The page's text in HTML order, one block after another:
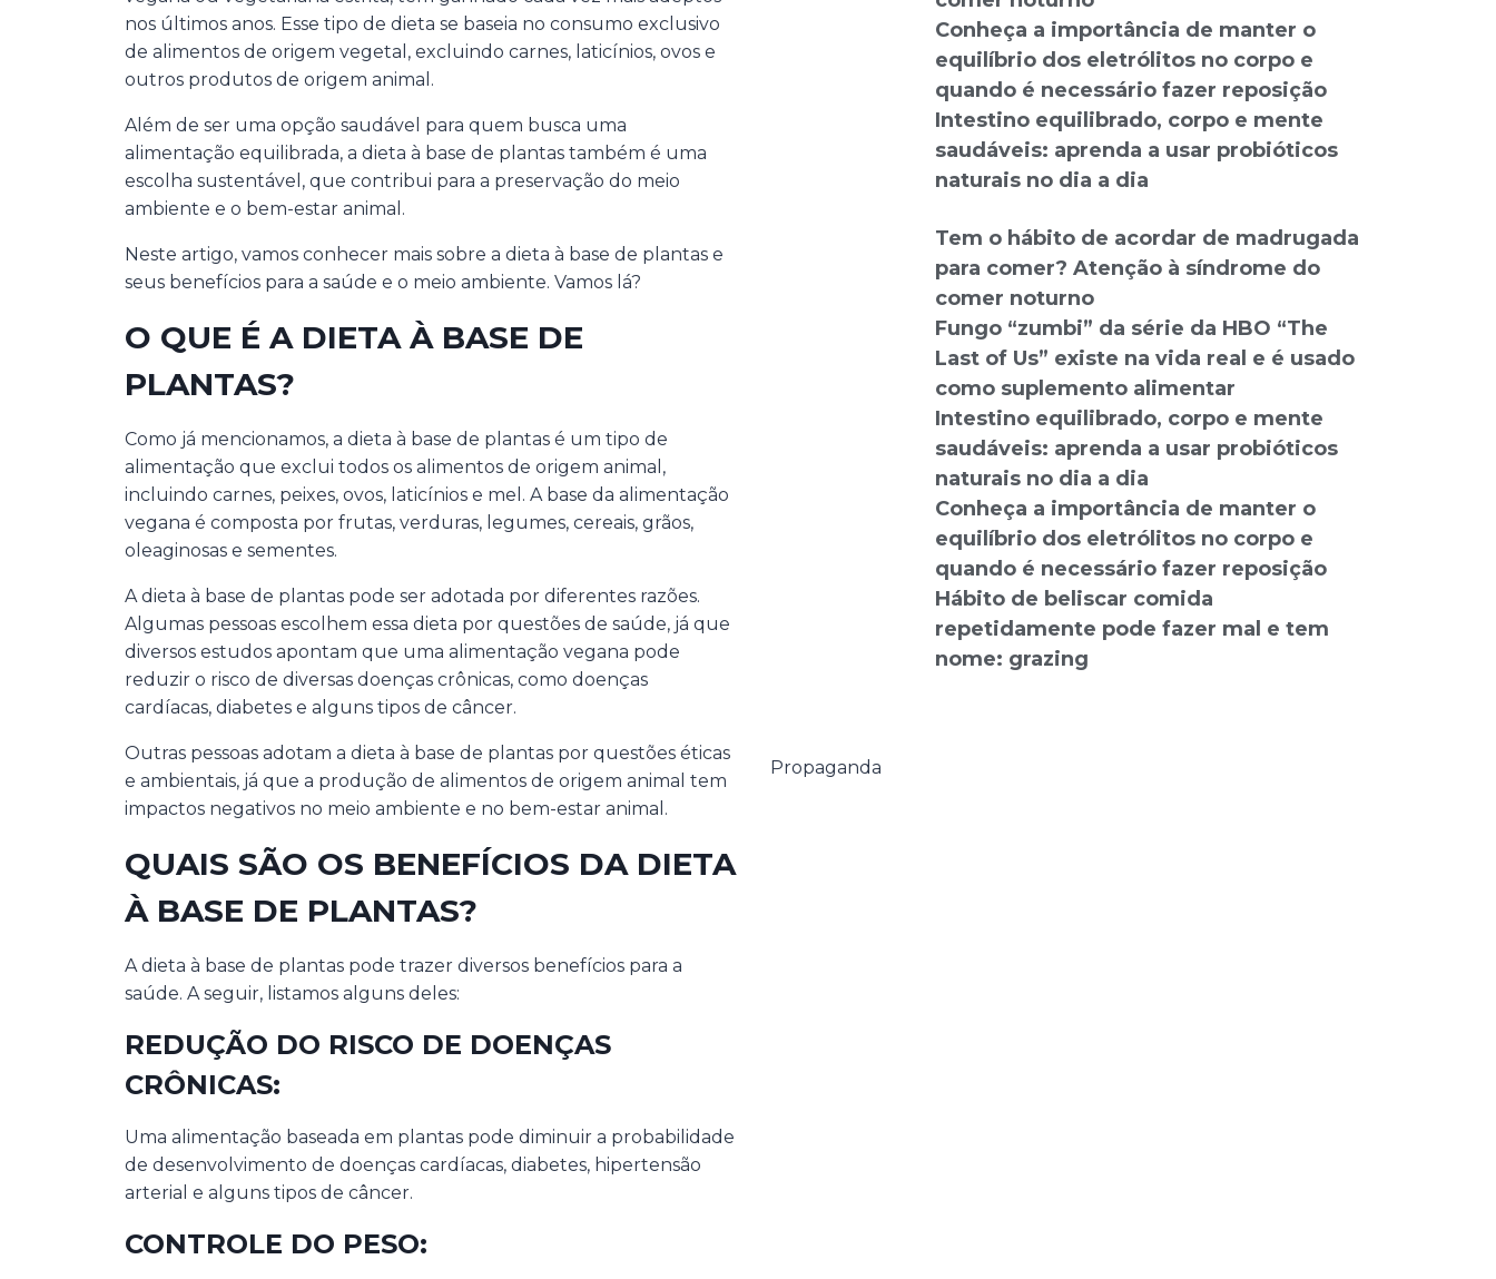
nos últimos anos. Esse tipo de dieta se baseia no consumo exclusivo
de alimentos de origem vegetal, excluindo carnes, laticínios, ovos e
outros produtos de origem animal.
Além de ser uma opção saudável para quem busca uma
alimentação equilibrada, a dieta à base de plantas também é uma
escolha sustentável, que contribui para a preservação do meio
ambiente e o bem-estar animal.
Neste artigo, vamos conhecer mais sobre a dieta à base de plantas e
seus benefícios para a saúde e o meio ambiente. Vamos lá?
O QUE É A DIETA À BASE DE
PLANTAS?
Como já mencionamos, a dieta à base de plantas é um tipo de
alimentação que exclui todos os alimentos de origem animal,
incluindo carnes, peixes, ovos, laticínios e mel. A base da alimentação
vegana é composta por frutas, verduras, legumes, cereais, grãos,
oleaginosas e sementes.
A dieta à base de plantas pode ser adotada por diferentes razões.
Algumas pessoas escolhem essa dieta por questões de saúde, já que
diversos estudos apontam que uma alimentação vegana pode
reduzir o risco de diversas doenças crônicas, como doenças
cardíacas, diabetes e alguns tipos de câncer.
Outras pessoas adotam a dieta à base de plantas por questões éticas
e ambientais, já que a produção de alimentos de origem animal tem
impactos negativos no meio ambiente e no bem-estar animal.
QUAIS SÃO OS BENEFÍCIOS DA DIETA
À BASE DE PLANTAS?
A dieta à base de plantas pode trazer diversos benefícios para a
saúde. A seguir, listamos alguns deles:
REDUÇÃO DO RISCO DE DOENÇAS
CRÔNICAS:
Uma alimentação baseada em plantas pode diminuir a probabilidade
de desenvolvimento de doenças cardíacas, diabetes, hipertensão
arterial e alguns tipos de câncer.
CONTROLE DO PESO:
Conheça a importância de manter o
equilíbrio dos eletrólitos no corpo e
quando é necessário fazer reposição
Intestino equilibrado, corpo e mente
saudáveis: aprenda a usar probióticos
naturais no dia a dia
Tem o hábito de acordar de madrugada
para comer? Atenção à síndrome do
comer noturno
Fungo “zumbi” da série da HBO “The
Last of Us” existe na vida real e é usado
como suplemento alimentar
Intestino equilibrado, corpo e mente
saudáveis: aprenda a usar probióticos
naturais no dia a dia
Conheça a importância de manter o
equilíbrio dos eletrólitos no corpo e
quando é necessário fazer reposição
Hábito de beliscar comida
repetidamente pode fazer mal e tem
nome: grazing
Propaganda